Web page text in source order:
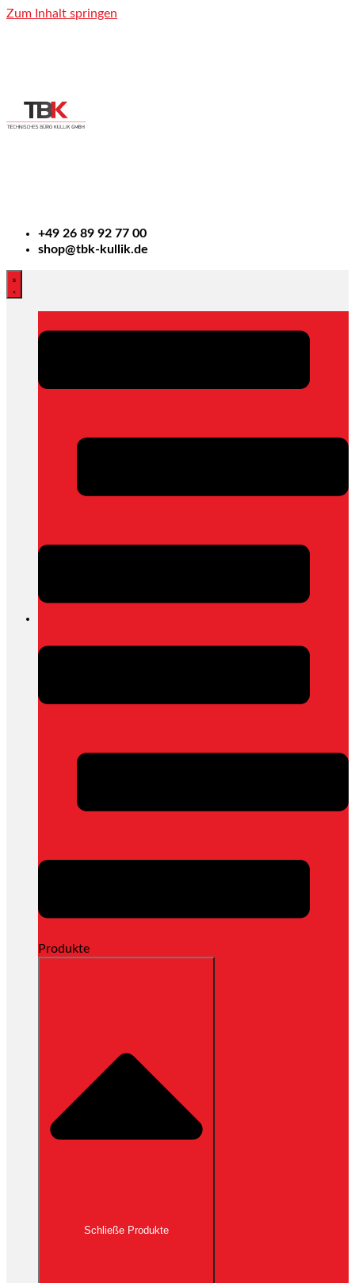
Zum Inhalt springen
+49 26 89 92 77 00
shop@tbk-kullik.de
Produkte
Schließe Produkte